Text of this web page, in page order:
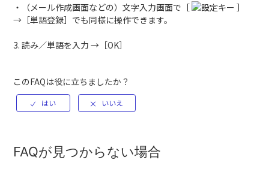
・（メール作成画面などの）文字入力画面で［
］
→［単語登録］でも同様に操作できます。
3. 読み／単語を入力 →［OK］
このFAQは役に立ちましたか？
FAQが見つからない場合